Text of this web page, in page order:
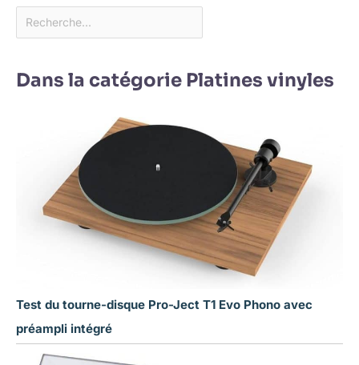
Dans la catégorie Platines vinyles
Test du tourne-disque Pro-Ject T1 Evo Phono avec
préampli intégré